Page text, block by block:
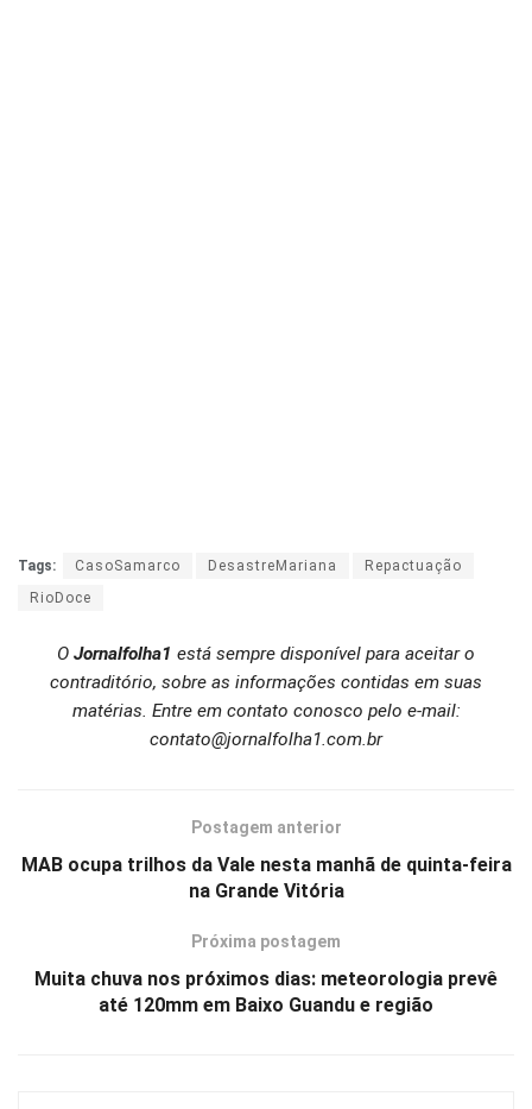
Tags: CasoSamarco DesastreMariana
Repactuação
RioDoce
O Jornalfolha1 está sempre disponível para aceitar o
contraditório, sobre as informações contidas em suas
matérias. Entre em contato conosco pelo e-mail:
contato@jornalfolha1.com.br
Postagem anterior
MAB ocupa trilhos da Vale nesta manhã de quinta-feira
na Grande Vitória
Próxima postagem
Muita chuva nos próximos dias: meteorologia prevê
até 120mm em Baixo Guandu e região